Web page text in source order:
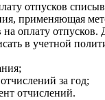
отпусков
применяющая
на оплату отпусков.
в учетной
за год;
отчислений.